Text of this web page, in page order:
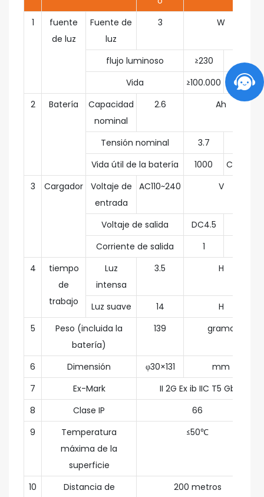
1
fuente
de luz
Fuente de
luz
3 W
flujo luminoso ≥230
LM
Vida
≥100.000
H
2
Batería
Capacidad
nominal
2.6 Ah
Tensión nominal 3.7
Vida útil de la batería
1000
Círculo
3
Cargador
Voltaje de
entrada
AC110~240 V
Voltaje de salida DC4.5
Corriente de salida
1
4
tiempo
de
trabajo
Luz
intensa
3.5 H
Luz suave 14
H
5
Peso (incluida la
batería)
139 gramo
6 Dimensión φ30×131
mm
7
Ex-Mark
II 2G Ex ib IIC T5 Gb
8
Clase IP
66
9
Temperatura
máxima de la
superficie
≤50℃
10
Distancia de
200 metros